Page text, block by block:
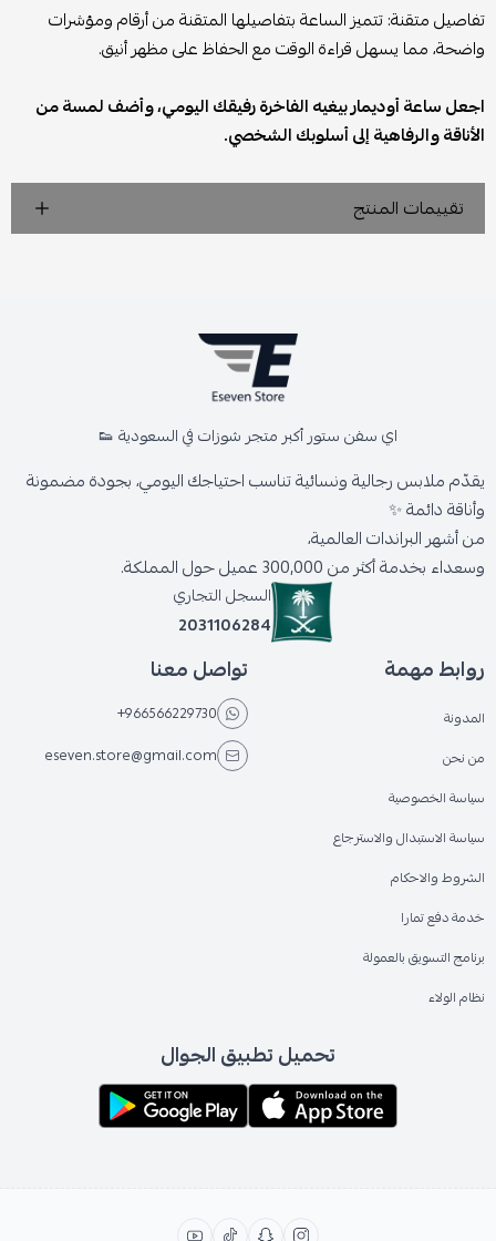
تفاصيل متقنة: تتميز الساعة بتفاصيلها المتقنة من أرقام ومؤشرات
واضحة، مما يسهل قراءة الوقت مع الحفاظ على مظهر أنيق.
اجعل ساعة أوديمار بيغيه الفاخرة رفيقك اليومي، وأضف لمسة من
الأناقة والرفاهية إلى أسلوبك الشخصي.
تقييمات المنتج
اي سفن ستور أكبر متجر شوزات في السعودية 👟
يقدّم ملابس رجالية ونسائية تناسب احتياجك اليومي، بجودة مضمونة
وأناقة دائمة ✨
من أشهر البراندات العالمية،
وسعداء بخدمة أكثر من 300,000 عميل حول المملكة.
السجل التجاري
2031106284
روابط مهمة
المدونة
من نحن
سياسة الخصوصية
سياسة الاستبدال والاسترجاع
الشروط والاحكام
خدمة دفع تمارا
برنامج التسويق بالعمولة
نظام الولاء
تواصل معنا
+966566229730
eseven.store@gmail.com
تحميل تطبيق الجوال